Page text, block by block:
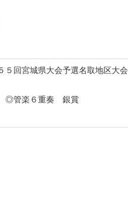
５回宮城県大会予選名取地区大会
楽６重奏 銀賞